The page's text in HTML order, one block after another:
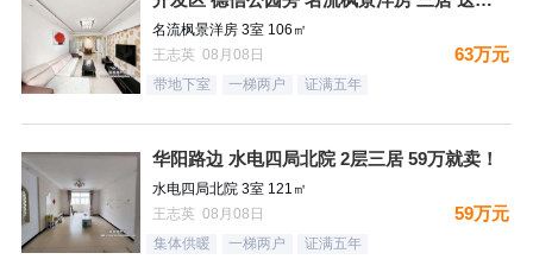
名流枫景洋房 3室 106㎡
王志英 08月08日
63万元
带地下室 一梯两户 证满五年
华阳路边 水电四局北院 2层三居 59万就卖！
水电四局北院 3室 121㎡
王志英 08月08日
59万元
集体供暖 一梯两户 证满五年